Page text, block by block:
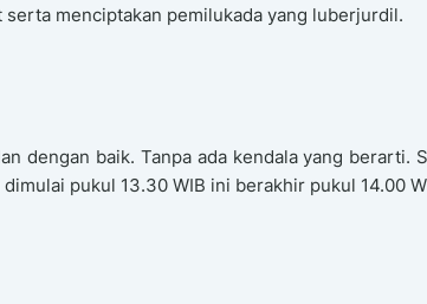
menciptakan pemilukada yang luberjurdil.
dengan baik. Tanpa ada kendala yang berarti.
pukul 13.30 WIB ini berakhir pukul 14.00